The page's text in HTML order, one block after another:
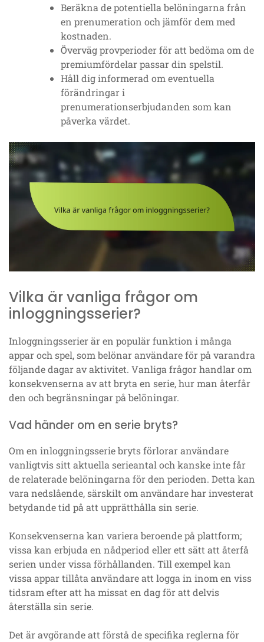
Beräkna de potentiella belöningarna från
en prenumeration och jämför dem med
kostnaden.
Överväg provperioder för att bedöma om de
premiumfördelar passar din spelstil.
Håll dig informerad om eventuella
förändringar i
prenumerationserbjudanden som kan
påverka värdet.
Vilka är vanliga frågor om
inloggningsserier?
Inloggningsserier är en populär funktion i många
appar och spel, som belönar användare för på varandra
följande dagar av aktivitet. Vanliga frågor handlar om
konsekvenserna av att bryta en serie, hur man återfår
den och begränsningar på belöningar.
Vad händer om en serie bryts?
Om en inloggningsserie bryts förlorar användare
vanligtvis sitt aktuella serieantal och kanske inte får
de relaterade belöningarna för den perioden. Detta kan
vara nedslående, särskilt om användare har investerat
betydande tid på att upprätthålla sin serie.
Konsekvenserna kan variera beroende på plattform;
vissa kan erbjuda en nådperiod eller ett sätt att återfå
serien under vissa förhållanden. Till exempel kan
vissa appar tillåta användare att logga in inom en viss
tidsram efter att ha missat en dag för att delvis
återställa sin serie.
Det är avgörande att förstå de specifika reglerna för